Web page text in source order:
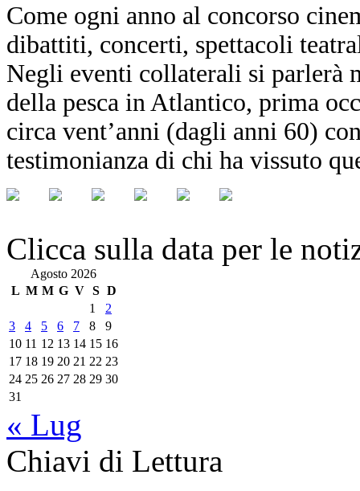
Come ogni anno al concorso
dibattiti, concerti, spettacoli
Negli eventi collaterali si parlerà
della pesca in Atlantico, prima
circa vent’anni (dagli anni 60)
testimonianza di chi ha vissuto
Clicca sulla data per le
Agosto 2026
L M M G V S D
1
2
3
4 5 6 7 8
9
10 11 12 13 14 15 16
17 18 19 20 21 22 23
24 25 26 27 28 29 30
31
« Lug
Chiavi di Lettura